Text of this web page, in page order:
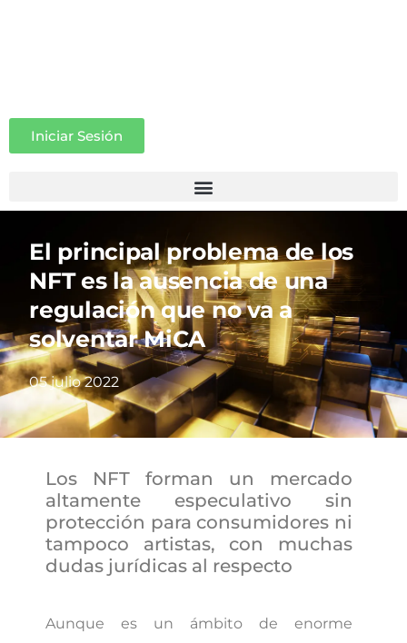
Iniciar Sesión
El principal problema de los
NFT es la ausencia de una
regulación que no va a
solventar MiCA
05 julio 2022
Los NFT forman un mercado
altamente especulativo sin
protección para consumidores ni
tampoco artistas, con muchas
dudas jurídicas al respecto
Aunque es un ámbito de enorme